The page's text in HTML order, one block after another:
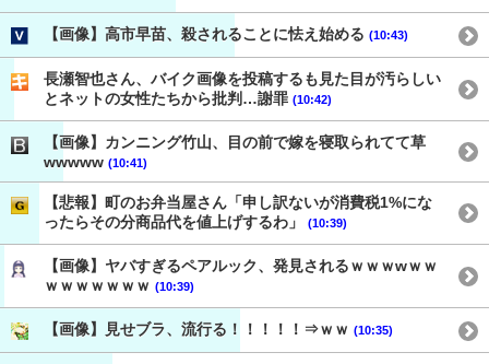
【画像】高市早苗、殺されることに怯え始める (10:43)
長瀬智也さん、バイク画像を投稿するも見た目が汚らしい
とネットの女性たちから批判…謝罪 (10:42)
【画像】カンニング竹山、目の前で嫁を寝取られてて草
wwwww (10:41)
【悲報】町のお弁当屋さん「申し訳ないが消費税1%にな
ったらその分商品代を値上げするわ」
(10:39)
【画像】ヤバすぎるペアルック、発見されるｗｗｗwｗｗ
ｗｗｗｗｗｗｗ (10:39)
【画像】見せブラ、流行る！！！！！⇒ｗｗ (10:35)